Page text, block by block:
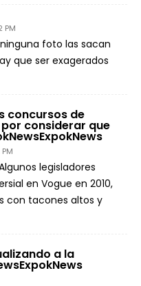
PM
foto las sacan
que ser exagerados
concursos de
considerar que
legisladores
en Vogue en 2010,
con tacones altos y
a la